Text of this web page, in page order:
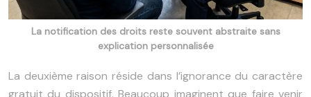
La notification des droits reste souvent abstraite sans
explication personnalisée
La deuxième raison réside dans l’ignorance du caractère
gratuit du dispositif. Beaucoup imaginent que faire venir